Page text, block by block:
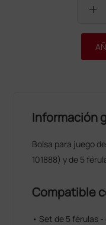
add
Información
Bolsa para juego
101888) y de 5
Compatible
• Set de 5 férulas -